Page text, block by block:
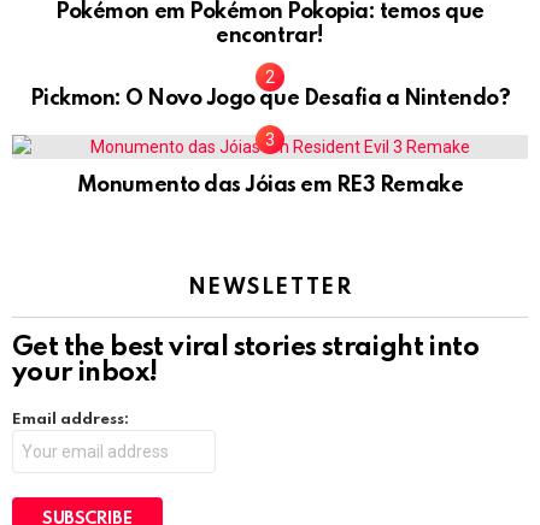
Pokémon em Pokémon Pokopia: temos que
encontrar!
Pickmon: O Novo Jogo que Desafia a Nintendo?
Monumento das Jóias em RE3 Remake
NEWSLETTER
Get the best viral stories straight into
your inbox!
Email address: